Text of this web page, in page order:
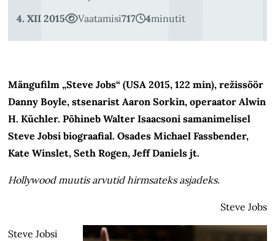
4. XII 2015 Vaatamisi717 4minutit
Mängufilm „Steve Jobs“ (USA 2015, 122 min), režissöör
Danny Boyle, stsenarist Aaron Sorkin, operaator Alwin
H. Küchler. Põhineb Walter Isaacsoni samanimelisel
Steve Jobsi biograafial. Osades Michael Fassbender,
Kate Winslet, Seth Rogen, Jeff Daniels jt.
Hollywood muutis arvutid hirmsateks asjadeks.
Steve Jobs
Steve Jobsi